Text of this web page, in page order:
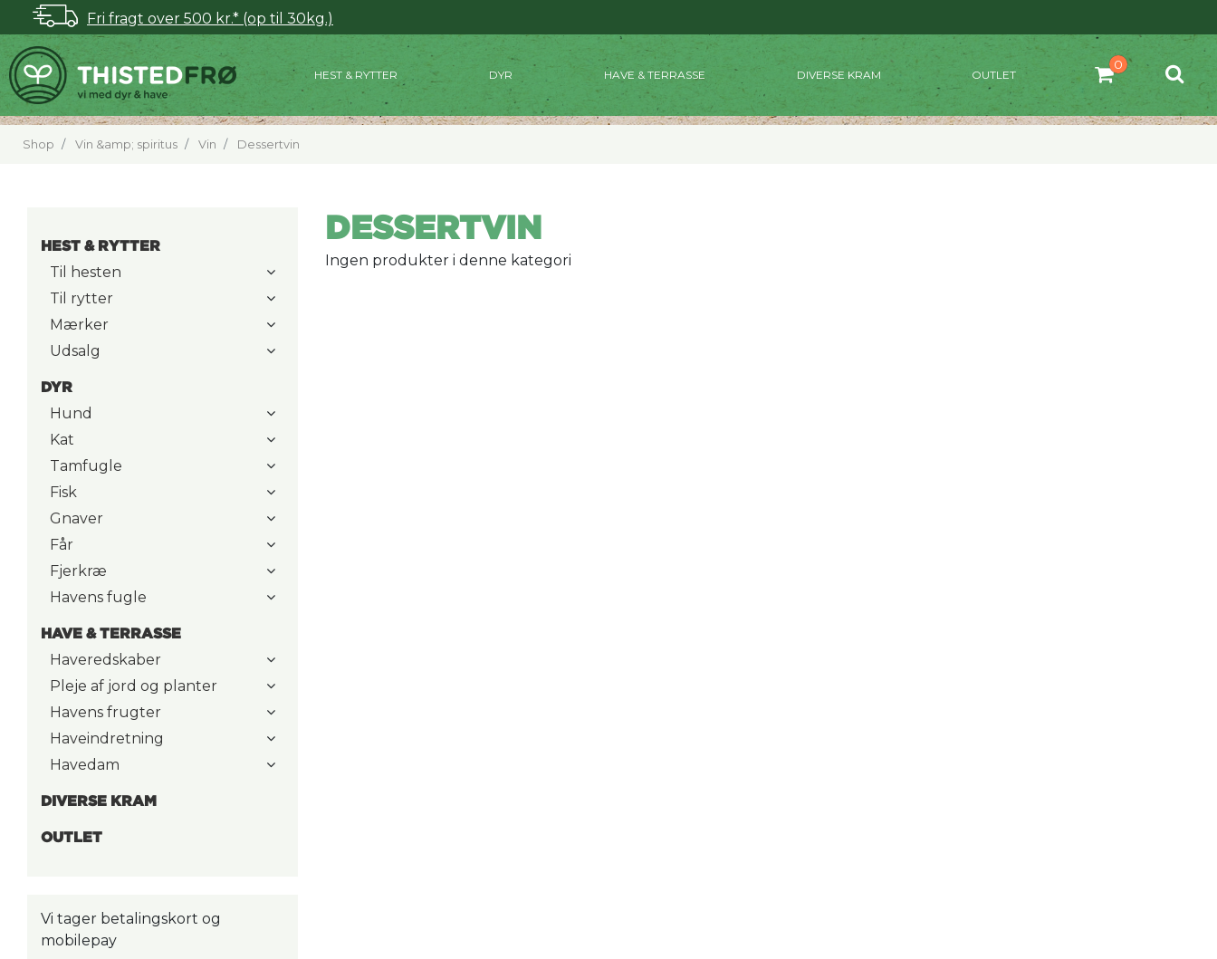
Fri fragt over 500 kr.* (op til 30kg.)
HEST & RYTTER DYR HAVE & TERRASSE DIVERSE KRAM OUTLET
Shop Vin &amp; spiritus Vin Dessertvin
HEST & RYTTER
Til hesten
Til rytter
Mærker
Udsalg
DYR
Hund
Kat
Tamfugle
Fisk
Gnaver
Får
Fjerkræ
Havens fugle
HAVE & TERRASSE
Haveredskaber
Pleje af jord og planter
Havens frugter
Haveindretning
Havedam
DIVERSE KRAM
OUTLET
Vi tager betalingskort og
mobilepay
DESSERTVIN
Ingen produkter i denne kategori